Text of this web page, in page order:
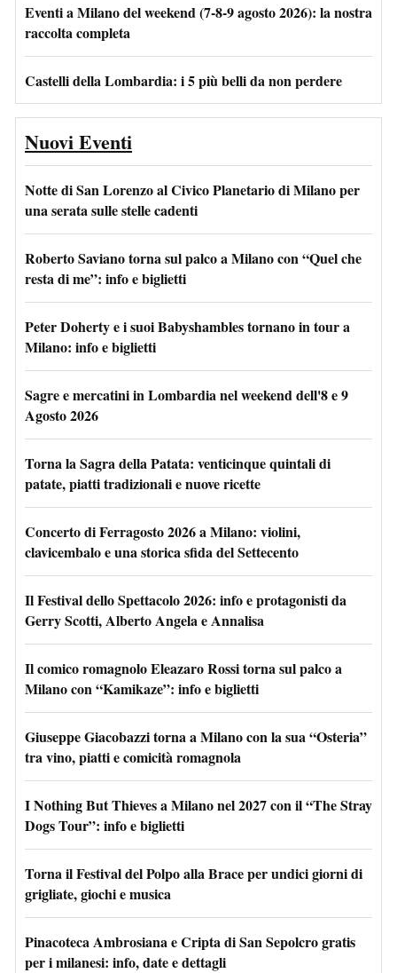
Eventi a Milano del weekend (7-8-9 agosto 2026): la nostra
raccolta completa
Castelli della Lombardia: i 5 più belli da non perdere
Nuovi Eventi
Notte di San Lorenzo al Civico Planetario di Milano per
una serata sulle stelle cadenti
Roberto Saviano torna sul palco a Milano con “Quel che
resta di me”: info e biglietti
Peter Doherty e i suoi Babyshambles tornano in tour a
Milano: info e biglietti
Sagre e mercatini in Lombardia nel weekend dell'8 e 9
Agosto 2026
Torna la Sagra della Patata: venticinque quintali di
patate, piatti tradizionali e nuove ricette
Concerto di Ferragosto 2026 a Milano: violini,
clavicembalo e una storica sfida del Settecento
Il Festival dello Spettacolo 2026: info e protagonisti da
Gerry Scotti, Alberto Angela e Annalisa
Il comico romagnolo Eleazaro Rossi torna sul palco a
Milano con “Kamikaze”: info e biglietti
Giuseppe Giacobazzi torna a Milano con la sua “Osteria”
tra vino, piatti e comicità romagnola
I Nothing But Thieves a Milano nel 2027 con il “The Stray
Dogs Tour”: info e biglietti
Torna il Festival del Polpo alla Brace per undici giorni di
grigliate, giochi e musica
Pinacoteca Ambrosiana e Cripta di San Sepolcro gratis
per i milanesi: info, date e dettagli